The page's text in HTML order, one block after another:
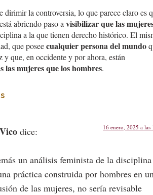
dirimir la controversia, lo que parece claro es
abriendo paso a visibilizar que las
a la que tienen derecho histórico. El
que poseecualquier persona del mundo
y que, en occidente y por ahora, están
las mujeres que los hombres.
dice: 16 enero, 2025 a las
un análisis feminista de la disciplina
práctica construida por hombres en
de las mujeres, no sería revisable